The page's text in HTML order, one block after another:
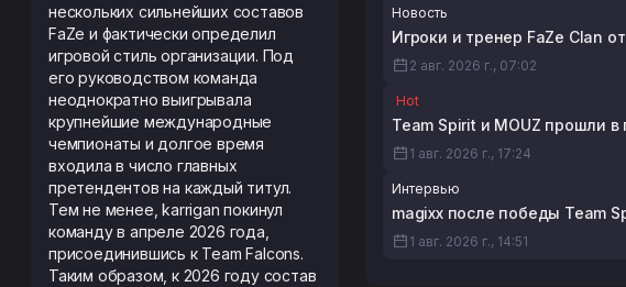
нескольких сильнейших составов
FaZe и фактически определил
игровой стиль организации. Под
его руководством команда
неоднократно выигрывала
крупнейшие международные
чемпионаты и долгое время
входила в число главных
претендентов на каждый титул.
Тем не менее, karrigan покинул
команду в апреле 2026 года,
присоединившись к Team Falcons.
Таким образом, к 2026 году состав
Новость
Игроки и тренер FaZe Clan
2 авг. 2026 г., 07:02
Hot
Team Spirit и MOUZ прошли
1 авг. 2026 г., 17:24
Интервью
magixx после победы Team
1 авг. 2026 г., 14:51